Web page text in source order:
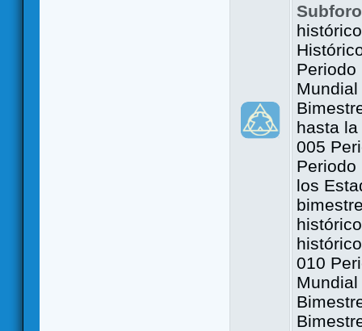
Periodo
hasta
005
Periodo
los
010